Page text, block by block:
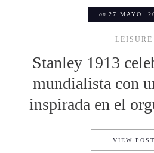
on 27 MAYO,
LEISURE
Stanley 1913
mundialista con
inspirada en el
VIEW POST